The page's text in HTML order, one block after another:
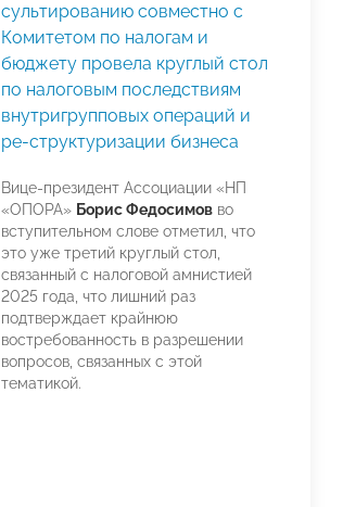
сультированию совместно с
Комитетом по налогам и
бюджету провела круглый стол
по налоговым последствиям
внутригрупповых операций и
ре-структуризации бизнеса
Вице-президент Ассоциации «НП
«ОПОРА» Борис Федосимов во
вступительном слове отметил, что
это уже третий круглый стол,
связанный с налоговой амнистией
2025 года, что лишний раз
подтверждает крайнюю
востребованность в разрешении
вопросов, связанных с этой
тематикой.